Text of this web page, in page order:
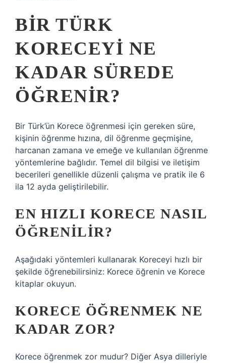
BIR TÜRK
KORECEYI NE
KADAR SÜREDE
ÖĞRENIR?
Bir Türk’ün Korece öğrenmesi için gereken süre,
kişinin öğrenme hızına, dil öğrenme geçmişine,
harcanan zamana ve emeğe ve kullanılan öğrenme
yöntemlerine bağlıdır. Temel dil bilgisi ve iletişim
becerileri genellikle düzenli çalışma ve pratik ile 6
ila 12 ayda geliştirilebilir.
EN HIZLI KORECE NASIL
ÖĞRENILIR?
Aşağıdaki yöntemleri kullanarak Koreceyi hızlı bir
şekilde öğrenebilirsiniz: Korece öğrenin ve Korece
kitaplar okuyun.
KORECE ÖĞRENMEK NE
KADAR ZOR?
Korece öğrenmek zor mudur? Diğer Asya dilleriyle